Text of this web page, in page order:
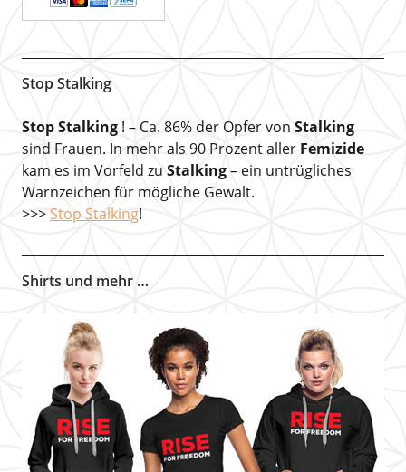
Stop Stalking
Stop Stalking! – Ca. 86% der Opfer von Stalking
sind Frauen. In mehr als 90 Prozent aller Femizide
kam es im Vorfeld zu Stalking– ein untrügliches
Warnzeichen für mögliche Gewalt.
>>> Stop Stalking!
Shirts und mehr …